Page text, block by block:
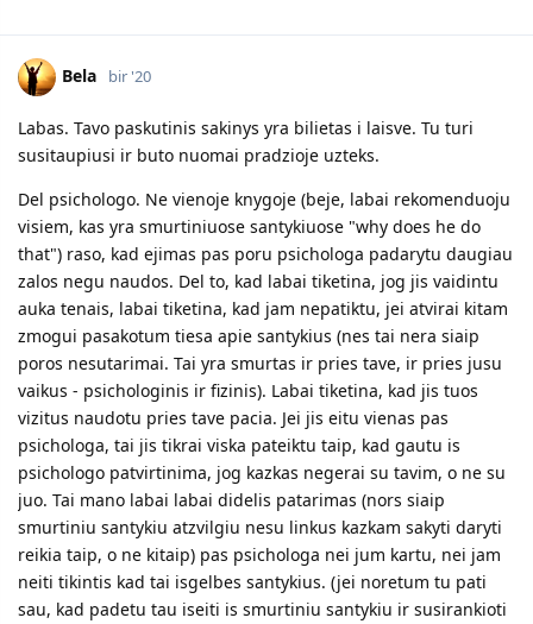
Bela bir '20
Labas. Tavo paskutinis sakinys yra bilietas i laisve. Tu turi
susitaupiusi ir buto nuomai pradzioje uzteks.
Del psichologo. Ne vienoje knygoje (beje, labai rekomenduoju
visiem, kas yra smurtiniuose santykiuose "why does he do
that") raso, kad ejimas pas poru psichologa padarytu daugiau
zalos negu naudos. Del to, kad labai tiketina, jog jis vaidintu
auka tenais, labai tiketina, kad jam nepatiktu, jei atvirai kitam
zmogui pasakotum tiesa apie santykius (nes tai nera siaip
poros nesutarimai. Tai yra smurtas ir pries tave, ir pries jusu
vaikus - psichologinis ir fizinis). Labai tiketina, kad jis tuos
vizitus naudotu pries tave pacia. Jei jis eitu vienas pas
psichologa, tai jis tikrai viska pateiktu taip, kad gautu is
psichologo patvirtinima, jog kazkas negerai su tavim, o ne su
juo. Tai mano labai labai didelis patarimas (nors siaip
smurtiniu santykiu atzvilgiu nesu linkus kazkam sakyti daryti
reikia taip, o ne kitaip) pas psichologa nei jum kartu, nei jam
neiti tikintis kad tai isgelbes santykius. (jei noretum tu pati
sau, kad padetu tau iseiti is smurtiniu santykiu ir susirankioti